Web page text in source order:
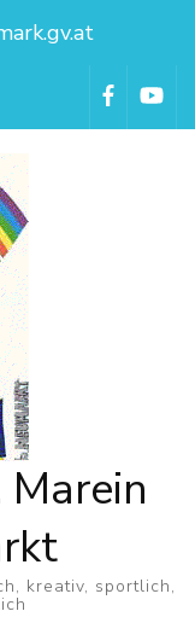
kreativ, sportlich,